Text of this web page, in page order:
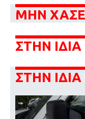
ΜΗΝ
ΣΤΗΝ
ΣΤΗΝ